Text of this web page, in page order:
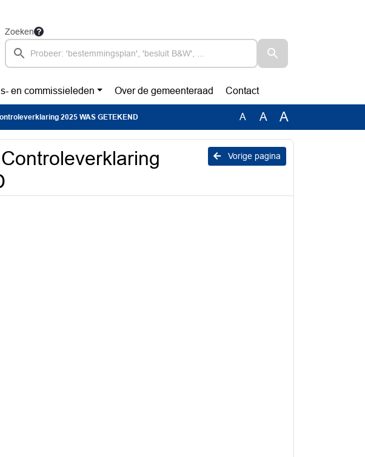
Zoeken
en commissieleden Over de gemeenteraad Contact
2025 WAS GETEKEND A A A
Vorige pagina